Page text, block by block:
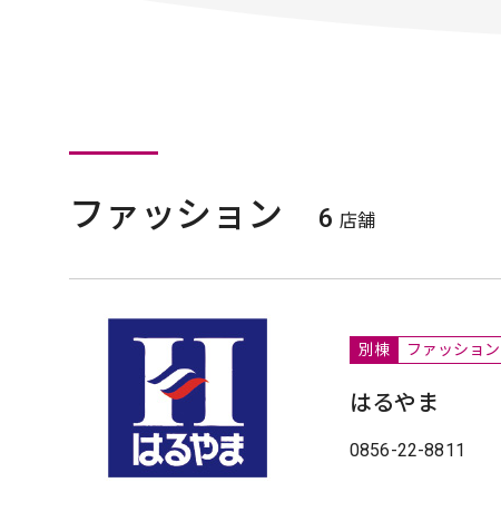
ファッション 6 店舗
別棟 ファッション
はるやま
0856-22-8811